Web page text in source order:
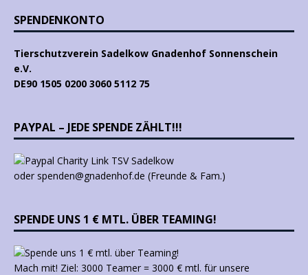
SPENDENKONTO
Tierschutzverein Sadelkow Gnadenhof Sonnenschein
e.V.
DE90 1505 0200 3060 5112 75
PAYPAL – JEDE SPENDE ZÄHLT!!!
oder spenden@gnadenhof.de (Freunde & Fam.)
SPENDE UNS 1 € MTL. ÜBER TEAMING!
Mach mit! Ziel: 3000 Teamer = 3000 € mtl. für unsere